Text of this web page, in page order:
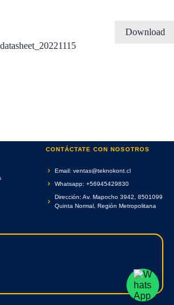
Download
CONTÁCTATE CON NOSOTROS
Email: ventas@teknokont.cl
Whatsapp: +56945429830
Dirección: Av. Mapocho 3942, 8501099
Quinta Normal, Región Metropolitana